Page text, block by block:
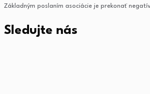
Základným poslaním asociácie je prekonať
Sledujte nás